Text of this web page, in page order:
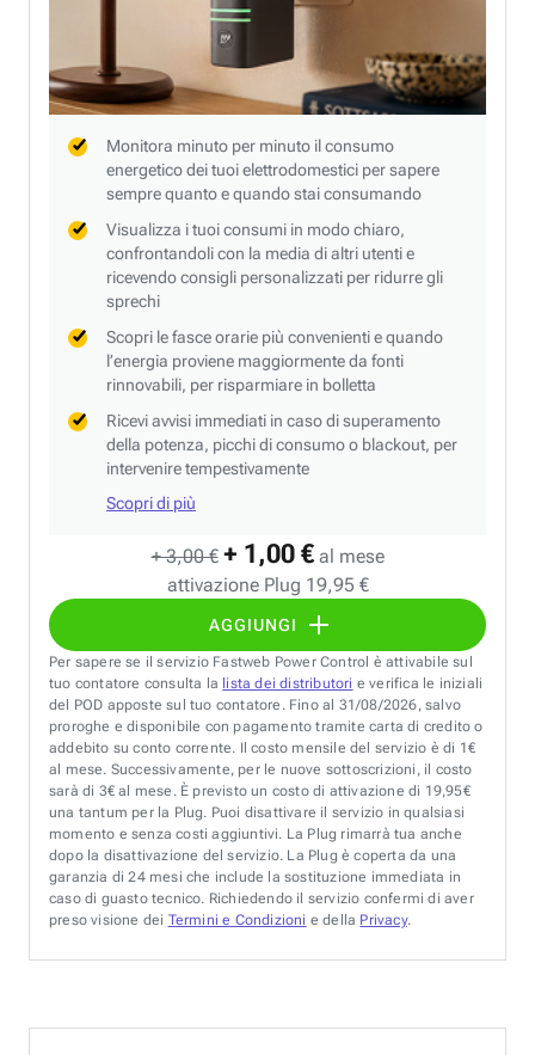
+ 3,00 € + 1,00 € al mese
attivazione Plug 19,95 €
AGGIUNGI
Monitora minuto per minuto il consumo
energetico dei tuoi elettrodomestici per sapere
sempre quanto e quando stai consumando
Visualizza i tuoi consumi in modo chiaro,
confrontandoli con la media di altri utenti e
ricevendo consigli personalizzati per ridurre gli
sprechi
Scopri le fasce orarie più convenienti e quando
l’energia proviene maggiormente da fonti
rinnovabili, per risparmiare in bolletta
Ricevi avvisi immediati in caso di superamento
della potenza, picchi di consumo o blackout, per
intervenire tempestivamente
Scopri di più
Per sapere se il servizio Fastweb Power Control è attivabile sul
tuo contatore consulta la lista dei distributori e verifica le iniziali
del POD apposte sul tuo contatore. Fino al 31/08/2026, salvo
proroghe e disponibile con pagamento tramite carta di credito o
addebito su conto corrente. Il costo mensile del servizio è di 1€
al mese. Successivamente, per le nuove sottoscrizioni, il costo
sarà di 3€ al mese. È previsto un costo di attivazione di 19,95€
una tantum per la Plug. Puoi disattivare il servizio in qualsiasi
momento e senza costi aggiuntivi. La Plug rimarrà tua anche
dopo la disattivazione del servizio. La Plug è coperta da una
garanzia di 24 mesi che include la sostituzione immediata in
caso di guasto tecnico. Richiedendo il servizio confermi di aver
preso visione dei Termini e Condizioni e della Privacy.